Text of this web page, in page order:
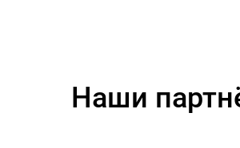
Наши